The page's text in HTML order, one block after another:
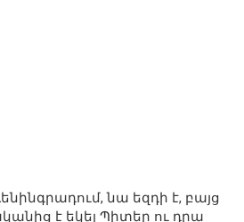
նա եզդի է, բայց
է եկել Պիտեր ու դրա